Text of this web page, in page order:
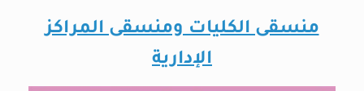
منسقى الكليات ومنسقى المراكز
الإدارية